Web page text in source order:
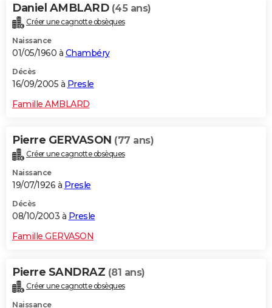
Daniel AMBLARD (45 ans)
Créer une cagnotte obsèques
Naissance
01/05/1960 à Chambéry
Décès
16/09/2005 à Presle
Famille AMBLARD
Pierre GERVASON (77 ans)
Créer une cagnotte obsèques
Naissance
19/07/1926 à Presle
Décès
08/10/2003 à Presle
Famille GERVASON
Pierre SANDRAZ (81 ans)
Créer une cagnotte obsèques
Naissance